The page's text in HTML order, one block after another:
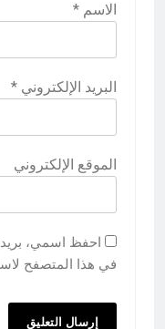
الاسم *
البريد الإلكتروني *
الموقع الإلكتروني
احفظ اسمي،
في هذا المتصفح